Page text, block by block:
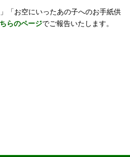
「お空にいったあの子へのお手紙供
らのページでご報告いたします。